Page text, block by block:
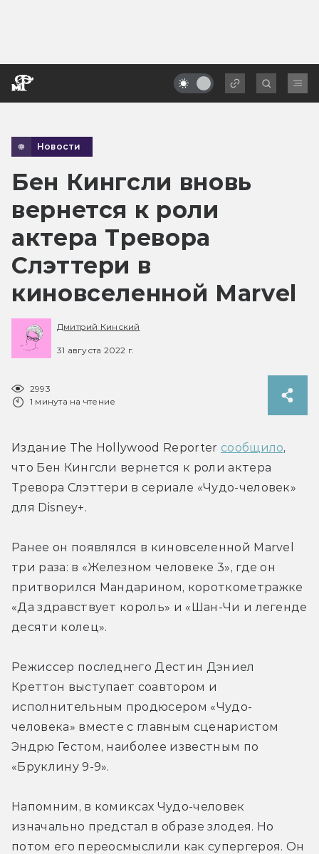
Новости
Бен Кингсли вновь
вернется к роли
актера Тревора
Слэттери в
киновселенной Marvel
Дмитрий Кинский
31 августа 2022 г.
2993
1 минута на чтение
Издание The Hollywood Reporter сообщило,
что Бен Кингсли вернется к роли актера
Тревора Слэттери в сериале «Чудо-человек»
для Disney+.
Ранее он появлялся в киновселенной Marvel
три раза: в «Железном человеке 3», где он
притворился Мандарином, короткометражке
«Да здравствует король» и «Шан-Чи и легенде
десяти колец».
Режиссер последнего Дестин Дэниел
Креттон выступает соавтором и
исполнительным продюсером «Чудо-
человека» вместе с главным сценаристом
Эндрю Гестом, наиболее известным по
«Бруклину 9-9».
Напомним, в комиксах Чудо-человек
изначально предстал в образе злодея. Но
потом его переосмыслили как супергероя. Он